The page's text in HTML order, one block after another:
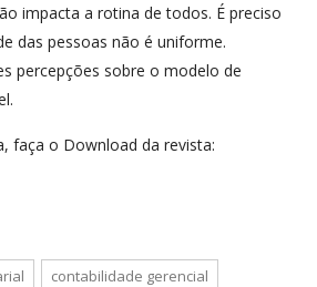
impacta a rotina de todos. É preciso
das pessoas não é uniforme.
percepções sobre o modelo de
faça o Download da revista:
contabilidade gerencial